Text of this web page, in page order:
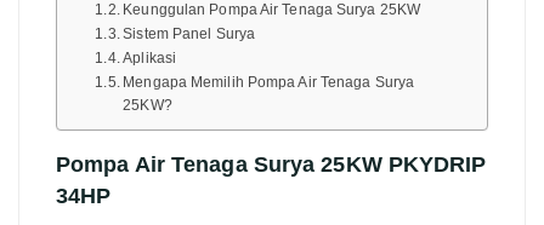
Keunggulan Pompa Air Tenaga Surya 25KW
Sistem Panel Surya
Aplikasi
Mengapa Memilih Pompa Air Tenaga Surya
25KW?
Pompa Air Tenaga Surya 25KW PKYDRIP
34HP